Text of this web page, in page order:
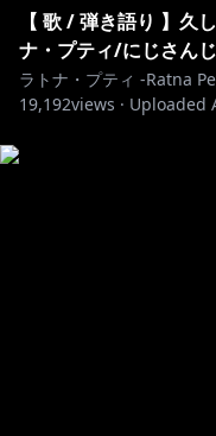
【 歌 / 弾き語り 】久
ナ・プティ/にじさんじ
ラトナ・プティ -Ratna
19,192views · Uploaded